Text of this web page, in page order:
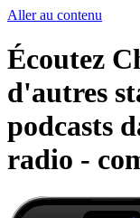
Aller au contenu
Écoutez
d'autres
podcasts
radio -